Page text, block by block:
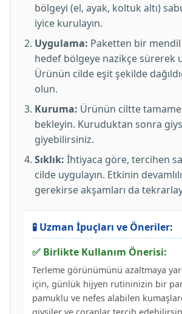
bölgeyi (el, ayak, koltuk altı)
iyice kurulayın.
Uygulama: Paketten bir mendil
hedef bölgeye nazikçe sürerek
Ürünün cilde eşit şekilde
olun.
Kuruma: Ürünün ciltte
bekleyin. Kuruduktan sonra
giyebilirsiniz.
Sıklık: İhtiyaca göre, tercihen
cilde uygulayın. Etkinin
gerekirse akşamları da
🧪 Uzman İpuçları ve Öneriler:
✅ Birlikte Kullanım Önerisi:
Terleme görünümünü azaltmaya
için, günlük hijyen rutininizin bir
pamuklu ve nefes alabilen